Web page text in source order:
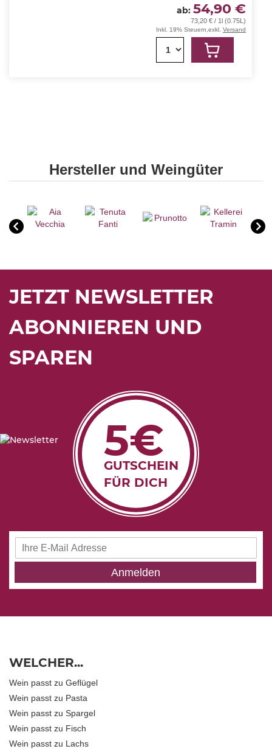
ab 54,90 €
73,20 € / 1l (0.75L)
Inkl. 19% Steuern exkl. Versand
1
Hersteller und Weingüter
JETZT NEWSLETTER
ABONNIEREN UND
SPAREN
5€
GUTSCHEIN
FÜR DICH
Anmeldung
zum
Anmelden
WELCHER...
Wein passt zu Geflügel
Wein passt zu Pasta
Wein passt zu Spargel
Wein passt zu Fisch
Wein passt zu Lachs